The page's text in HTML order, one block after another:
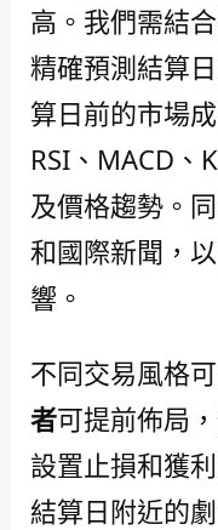
高。我們需結合
精確預測結算
算日前的市場
RSI、MACD、
及價格趨勢。
和國際新聞，
響。
不同交易風格
者可提前佈局
設置止損和獲利
結算日附近的